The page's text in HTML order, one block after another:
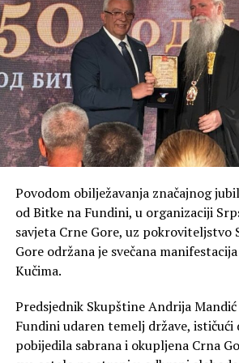
Povodom obilježavanja značajnog
od Bitke na Fundini, u organizaciji
savjeta Crne Gore, uz pokroviteljstvo
Gore održana je svečana
Kučima.
Predsjednik Skupštine Andrija Mandić
Fundini udaren temelj države, ističući
pobijedila sabrana i okupljena Crna